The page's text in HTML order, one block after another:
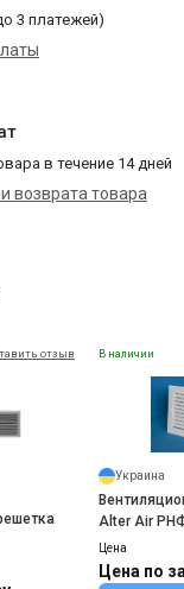
3 платежей)
в течение 14 дней
возврата товара
отзыв В наличии
Украина
Alter Air
Цена
Цена по